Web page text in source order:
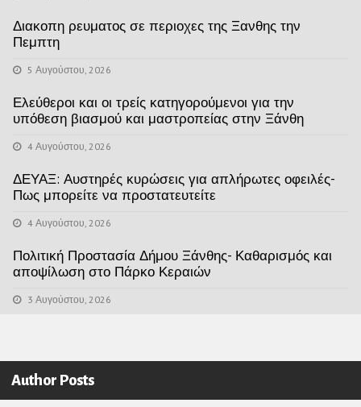
Διακοπη ρευματος σε περιοχες της Ξανθης την
Πεμπτη
5 Αυγούστου, 2026
Ελεύθεροι και οι τρείς κατηγορούμενοι για την
υπόθεση βιασμού και μαστροπείας στην Ξάνθη
4 Αυγούστου, 2026
ΔΕΥΑΞ: Αυστηρές κυρώσεις για απλήρωτες οφειλές-
Πως μπορείτε να προστατευτείτε
4 Αυγούστου, 2026
Πολιτική Προστασία Δήμου Ξάνθης- Καθαρισμός και
αποψίλωση στο Πάρκο Κεραιών
3 Αυγούστου, 2026
Author Posts